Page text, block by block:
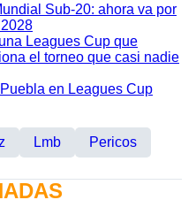
Sub-20: ahora va por
Leagues Cup que
el torneo que casi nadie
en Leagues Cup
Lmb Pericos